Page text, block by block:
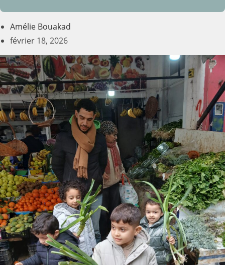
Amélie Bouakad
février 18, 2026